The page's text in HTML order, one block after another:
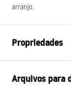
arranjo.
Propriedades
Materiais
Arquivos para